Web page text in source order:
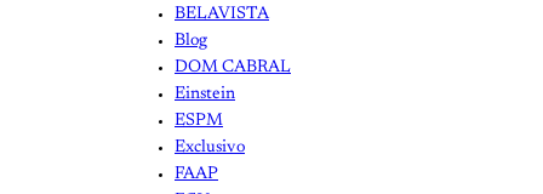
BELAVISTA
Blog
DOM CABRAL
Einstein
ESPM
Exclusivo
FAAP